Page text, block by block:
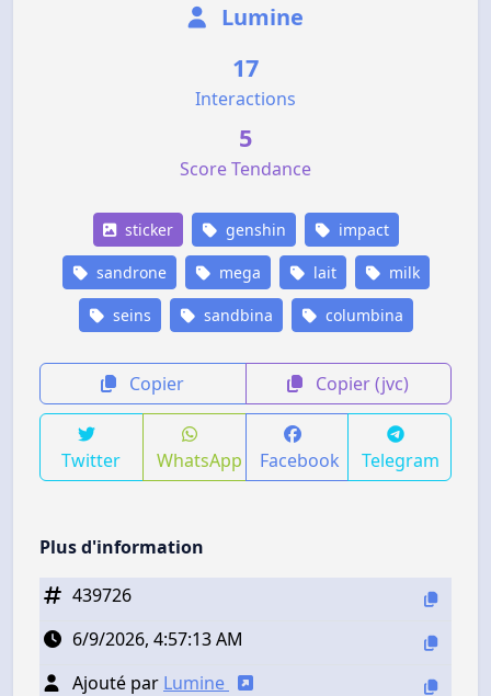
Lumine
17
Interactions
5
Score Tendance
sticker genshin impact
sandrone mega lait milk
seins sandbina columbina
Copier Copier (jvc)
Twitter WhatsApp Facebook Telegram
Plus d'information
439726
6/9/2026, 4:57:13 AM
Ajouté par Lumine